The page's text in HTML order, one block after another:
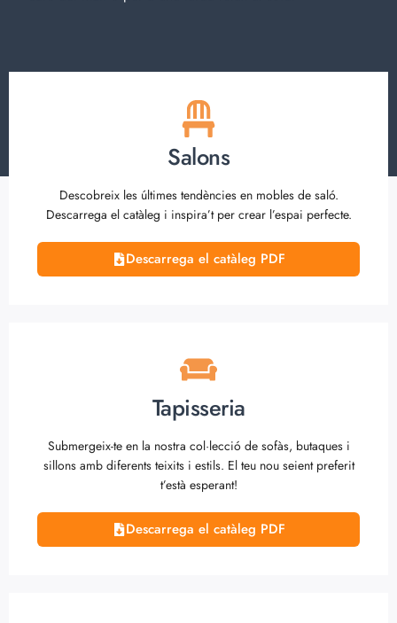
Salons
Descobreix les últimes tendències en mobles de saló.
Descarrega el catàleg i inspira’t per crear l’espai perfecte.
Tapisseria
sillons amb diferents teixits i estils. El teu nou seient preferit
t’està esperant!